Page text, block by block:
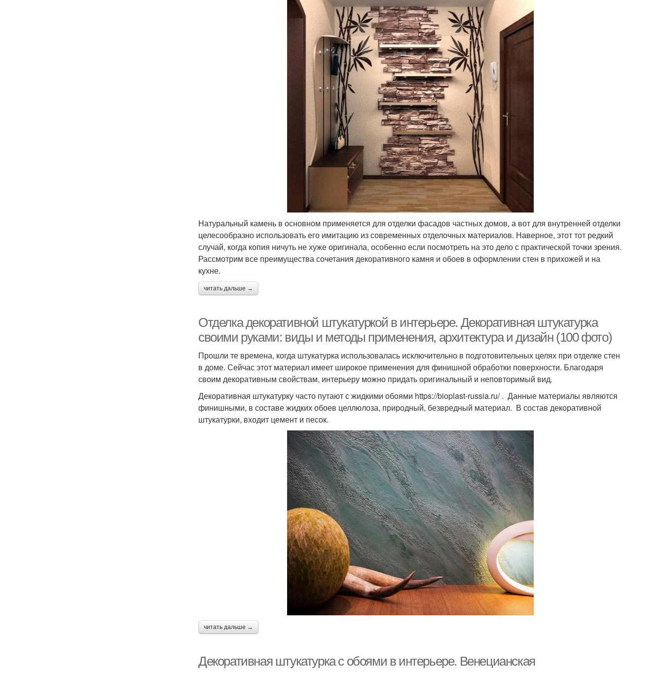
Натуральный камень в основном применяется для отделки фасадов частных домов, а вот для внутренней отделки
целесообразно использовать его имитацию из современных отделочных материалов. Наверное, этот тот редкий
случай, когда копия ничуть не хуже оригинала, особенно если посмотреть на это дело с практической точки зрения.
Рассмотрим все преимущества сочетания декоративного камня и обоев в оформлении стен в прихожей и на
кухне.
читать дальше →
Отделка декоративной штукатуркой в интерьере. Декоративная штукатурка
своими руками: виды и методы применения, архитектура и дизайн (100 фото)
Прошли те времена, когда штукатурка использовалась исключительно в подготовительных целях при отделке стен
в доме. Сейчас этот материал имеет широкое применения для финишной обработки поверхности. Благодаря
своим декоративным свойствам, интерьеру можно придать оригинальный и неповторимый вид.
Декоративная штукатурку часто путают с жидкими обоями https://bioplast-russia.ru/ . Данные материалы являются
финишными, в составе жидких обоев целлюлоза, природный, безвредный материал. В состав декоративной
штукатурки, входит цемент и песок.
читать дальше →
Декоративная штукатурка с обоями в интерьере. Венецианская